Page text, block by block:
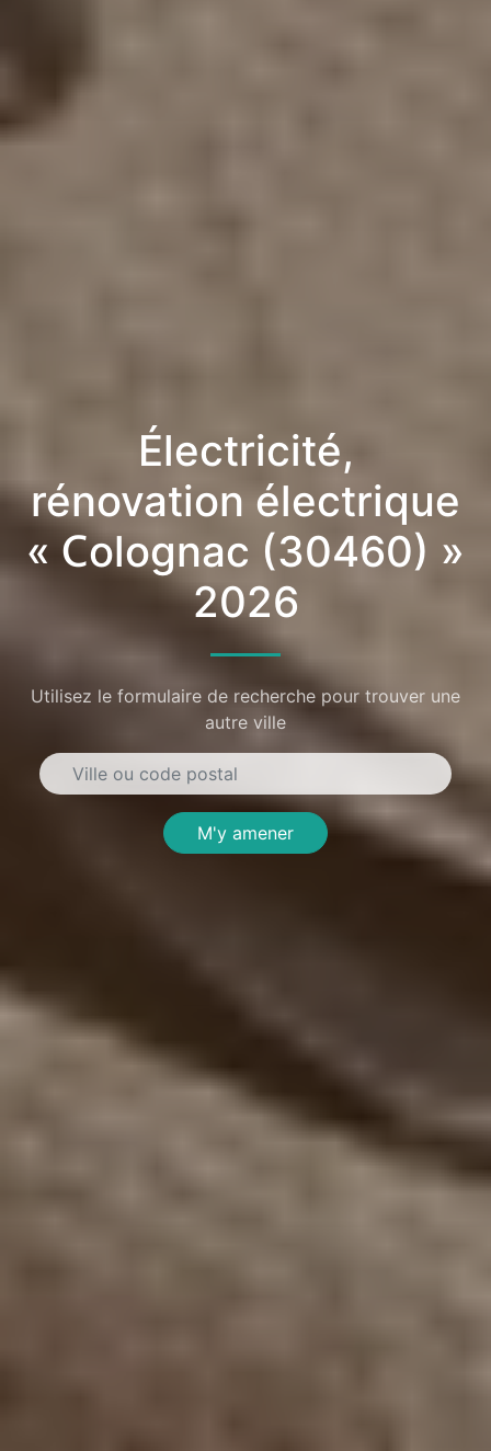
Électricité,
rénovation électrique
« Colognac (30460) »
2026
Utilisez le formulaire de recherche pour trouver une
autre ville
M'y amener